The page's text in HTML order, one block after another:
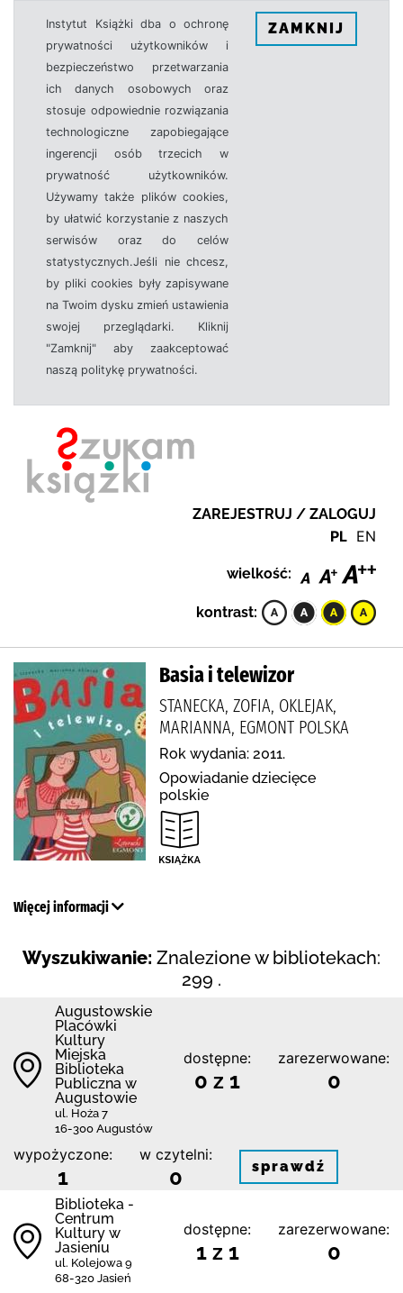
Instytut Książki dba o ochronę
prywatności użytkowników i
bezpieczeństwo przetwarzania
ich danych osobowych oraz
stosuje odpowiednie rozwiązania
technologiczne zapobiegające
ingerencji osób trzecich w
prywatność użytkowników.
Używamy także plików cookies,
by ułatwić korzystanie z naszych
serwisów oraz do celów
statystycznych.Jeśli nie chcesz,
by pliki cookies były zapisywane
na Twoim dysku zmień ustawienia
swojej przeglądarki. Kliknij
"Zamknij" aby zaakceptować
naszą politykę prywatności.
ZAMKNIJ
ZAREJESTRUJ / ZALOGUJ
PL EN
wielkość:
kontrast:
Basia i telewizor
STANECKA, ZOFIA, OKLEJAK,
MARIANNA, EGMONT POLSKA
Rok wydania: 2011.
Opowiadanie dziecięce
polskie
Więcej informacji
Wyszukiwanie: Znalezione w bibliotekach:
299 .
Augustowskie
Placówki
Kultury
Miejska
Biblioteka
Publiczna w
Augustowie
ul. Hoża 7
16-300 Augustów
dostępne:
0 z 1
zarezerwowane:
0
wypożyczone:
1
w czytelni:
0 sprawdź
Biblioteka -
Centrum
Kultury w
Jasieniu
ul. Kolejowa 9
68-320 Jasień
dostępne:
1 z 1
zarezerwowane:
0